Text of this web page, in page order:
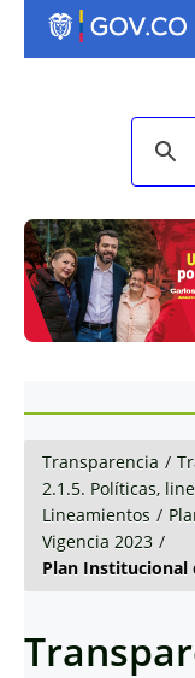
Transparencia /
2.1.5. Políticas,
Lineamientos /
Vigencia 2023 /
Plan Institucional